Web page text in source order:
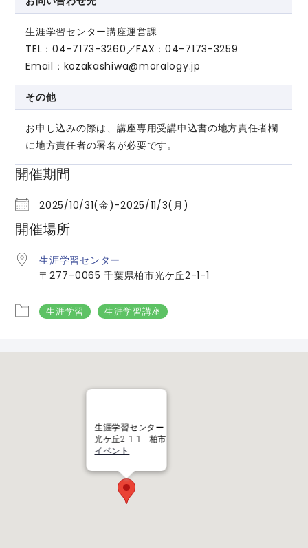
生涯学習センター講座運営課
TEL：04-7173-3260／FAX：04-7173-3259
Email：kozakashiwa@moralogy.jp
その他
お申し込みの際は、講座専用受講申込書の地方責任者欄
に地方責任者の署名が必要です。
開催期間
2025/10/31(金)-2025/11/3(月)
開催場所
生涯学習センター
〒277-0065 千葉県柏市光ケ丘2-1-1
生涯学習 生涯学習講座
生涯学習センター
光ケ丘2-1-1 - 柏市
イベント